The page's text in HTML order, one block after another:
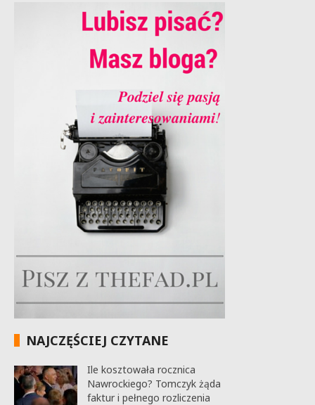
NAJCZĘŚCIEJ CZYTANE
Ile kosztowała rocznica
Nawrockiego? Tomczyk żąda
faktur i pełnego rozliczenia